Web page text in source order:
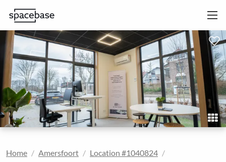
Home Amersfoort
Location #1040824